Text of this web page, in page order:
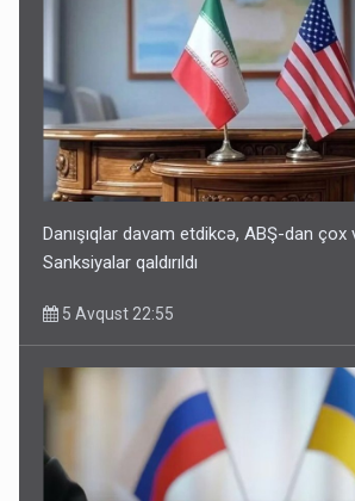
Danışıqlar davam etdikcə, ABŞ-dan çox
Sanksiyalar qaldırıldı
5 Avqust 22:55